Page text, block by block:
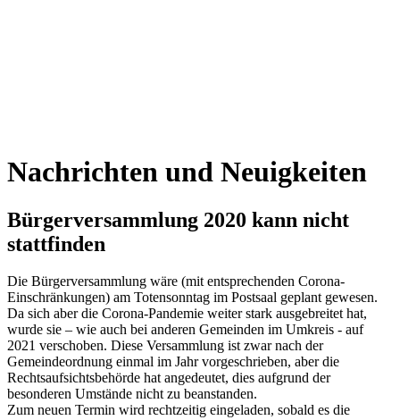
Nachrichten und Neuigkeiten
Bürgerversammlung 2020 kann nicht
stattfinden
Die Bürgerversammlung wäre (mit entsprechenden Corona-
Einschränkungen) am Totensonntag im Postsaal geplant gewesen.
Da sich aber die Corona-Pandemie weiter stark ausgebreitet hat,
wurde sie – wie auch bei anderen Gemeinden im Umkreis - auf
2021 verschoben. Diese Versammlung ist zwar nach der
Gemeindeordnung einmal im Jahr vorgeschrieben, aber die
Rechtsaufsichtsbehörde hat angedeutet, dies aufgrund der
besonderen Umstände nicht zu beanstanden.
Zum neuen Termin wird rechtzeitig eingeladen, sobald es die